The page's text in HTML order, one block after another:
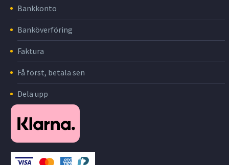
Bankkonto
Banköverföring
Faktura
Få först, betala sen
Dela upp